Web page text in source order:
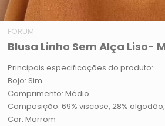
FORUM
Blusa Linho Sem Alça Liso-
Principais especificações do produto:
Bojo: Sim
Comprimento: Médio
Composição: 69% viscose, 28%
Cor: Marrom